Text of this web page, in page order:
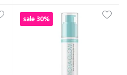
sale 30%